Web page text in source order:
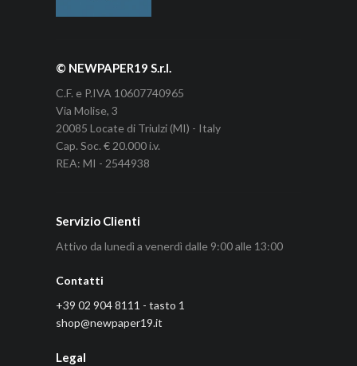
© NEWPAPER19 S.r.l.
C.F. e P.IVA 10607740965
Via Molise, 3
20085 Locate di Triulzi (MI) - Italy
Cap. Soc. € 20.000 i.v.
REA: MI - 2544938
Servizio Clienti
Attivo da lunedì a venerdì dalle 9:00 alle 13:00
Contatti
+39 02 904 8111 - tasto 1
shop@newpaper19.it
Legal